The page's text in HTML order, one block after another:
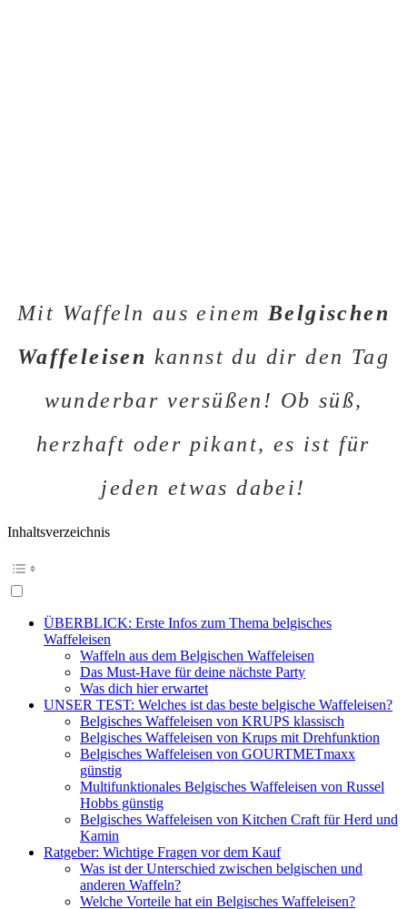
Mit Waffeln aus einem Belgischen
Waffeleisen kannst du dir den Tag
wunderbar versüßen! Ob süß,
herzhaft oder pikant, es ist für
jeden etwas dabei!
Inhaltsverzeichnis
ÜBERBLICK: Erste Infos zum Thema belgisches
Waffeleisen
Waffeln aus dem Belgischen Waffeleisen
Das Must-Have für deine nächste Party
Was dich hier erwartet
UNSER TEST: Welches ist das beste belgische Waffeleisen?
Belgisches Waffeleisen von KRUPS klassisch
Belgisches Waffeleisen von Krups mit Drehfunktion
Belgisches Waffeleisen von GOURTMETmaxx
günstig
Multifunktionales Belgisches Waffeleisen von Russel
Hobbs günstig
Belgisches Waffeleisen von Kitchen Craft für Herd und
Kamin
Ratgeber: Wichtige Fragen vor dem Kauf
Was ist der Unterschied zwischen belgischen und
anderen Waffeln?
Welche Vorteile hat ein Belgisches Waffeleisen?